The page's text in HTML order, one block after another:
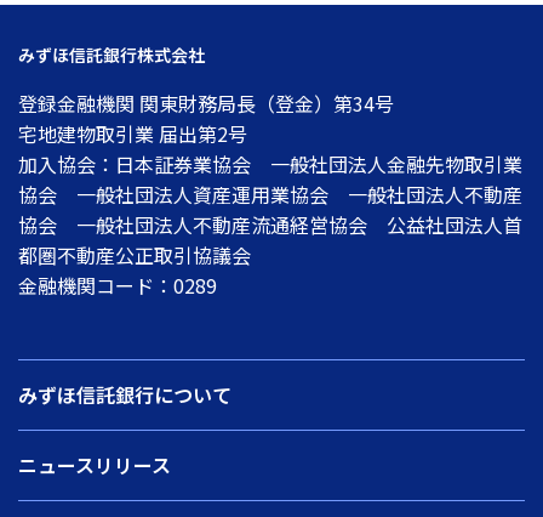
みずほ信託銀行株式会社
登録金融機関 関東財務局長（登金）第34号
宅地建物取引業 届出第2号
加入協会：日本証券業協会 一般社団法人金融先物取引業
協会 一般社団法人資産運用業協会 一般社団法人不動産
協会 一般社団法人不動産流通経営協会 公益社団法人首
都圏不動産公正取引協議会
金融機関コード：0289
みずほ信託銀行について
ニュースリリース